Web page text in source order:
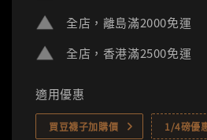
全店，離島滿2000免運
全店，香港滿2500免運
適用優惠
買豆襪子加購價 1/4磅優